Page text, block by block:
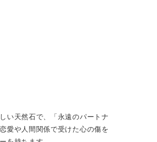
い天然石で、「永遠のパートナ
愛や人間関係で受けた心の傷を